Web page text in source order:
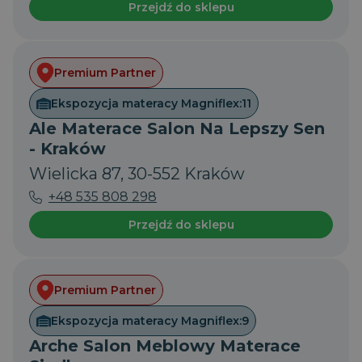
Przejdź do sklepu
Premium Partner
Ekspozycja materacy Magniflex:11
Ale Materace Salon Na Lepszy Sen
- Kraków
Wielicka 87, 30-552 Kraków
+48 535 808 298
Przejdź do sklepu
Premium Partner
Ekspozycja materacy Magniflex:9
Arche Salon Meblowy Materace
CookieScriptConsent
CookieScript
Polityce prywatności Google